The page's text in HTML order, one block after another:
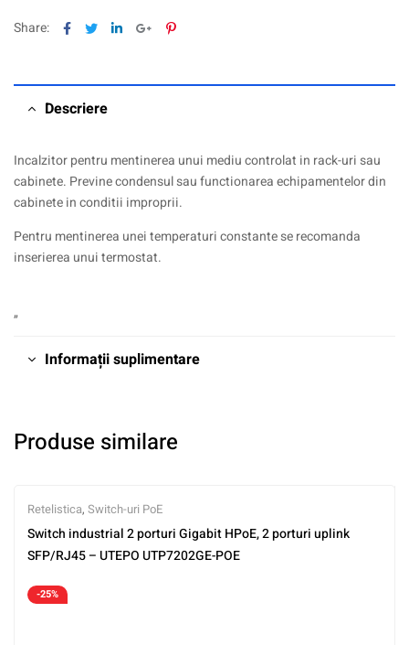
Share: Facebook
TwitterLinkedinGoogle+Pinterest
Descriere
Incalzitor pentru mentinerea unui mediu controlat in rack-uri sau
cabinete. Previne condensul sau functionarea echipamentelor din
cabinete in conditii improprii.
Pentru mentinerea unei temperaturi constante se recomanda
inserierea unui termostat.
„
Informații suplimentare
Produse similare
Retelistica, Switch-uri PoE
Switch industrial 2 porturi Gigabit HPoE, 2 porturi uplink
SFP/RJ45 – UTEPO UTP7202GE-POE
-25%